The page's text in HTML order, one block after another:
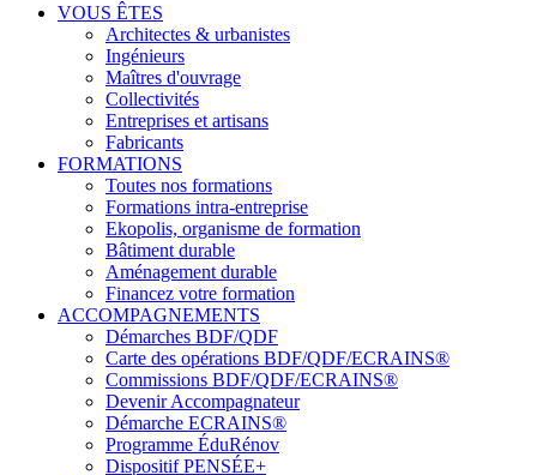
VOUS ÊTES
Architectes & urbanistes
Ingénieurs
Maîtres d'ouvrage
Collectivités
Entreprises et artisans
Fabricants
FORMATIONS
Toutes nos formations
Formations intra-entreprise
Ekopolis, organisme de formation
Bâtiment durable
Aménagement durable
Financez votre formation
ACCOMPAGNEMENTS
Démarches BDF/QDF
Carte des opérations BDF/QDF/ECRAINS®
Commissions BDF/QDF/ECRAINS®
Devenir Accompagnateur
Démarche ECRAINS®
Programme ÉduRénov
Dispositif PENSÉE+